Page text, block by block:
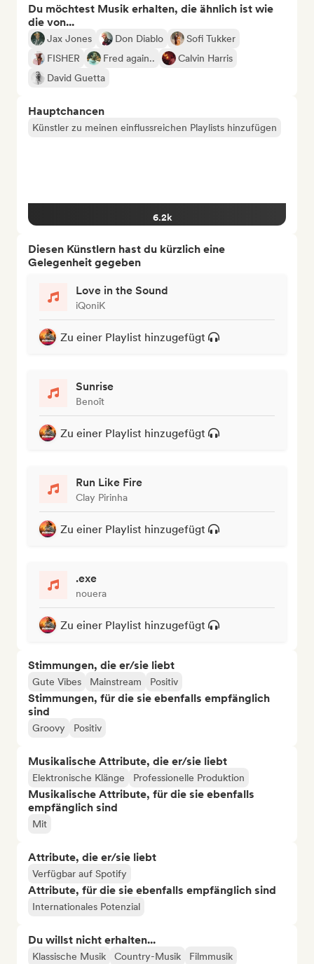
Du möchtest Musik erhalten, die ähnlich ist wie
die von...
Jax Jones Don Diablo
Sofi Tukker
FISHER
Fred again..
Calvin Harris
David Guetta
Hauptchancen
Künstler zu meinen einflussreichen Playlists hinzufügen
6.2k
Diesen Künstlern hast du kürzlich eine
Gelegenheit gegeben
Love in the Sound
iQoniK
Zu einer Playlist hinzugefügt
Sunrise
Benoît
Zu einer Playlist hinzugefügt
Run Like Fire
Clay Pirinha
Zu einer Playlist hinzugefügt
.exe
nouera
Zu einer Playlist hinzugefügt
Stimmungen, die er/sie liebt
Gute Vibes Mainstream Positiv
Stimmungen, für die sie ebenfalls empfänglich
sind
Groovy Positiv
Musikalische Attribute, die er/sie liebt
Elektronische Klänge Professionelle Produktion
Musikalische Attribute, für die sie ebenfalls
empfänglich sind
Mit
Attribute, die er/sie liebt
Verfügbar auf Spotify
Attribute, für die sie ebenfalls empfänglich sind
Internationales Potenzial
Du willst nicht erhalten...
Klassische Musik Country-Musik Filmmusik